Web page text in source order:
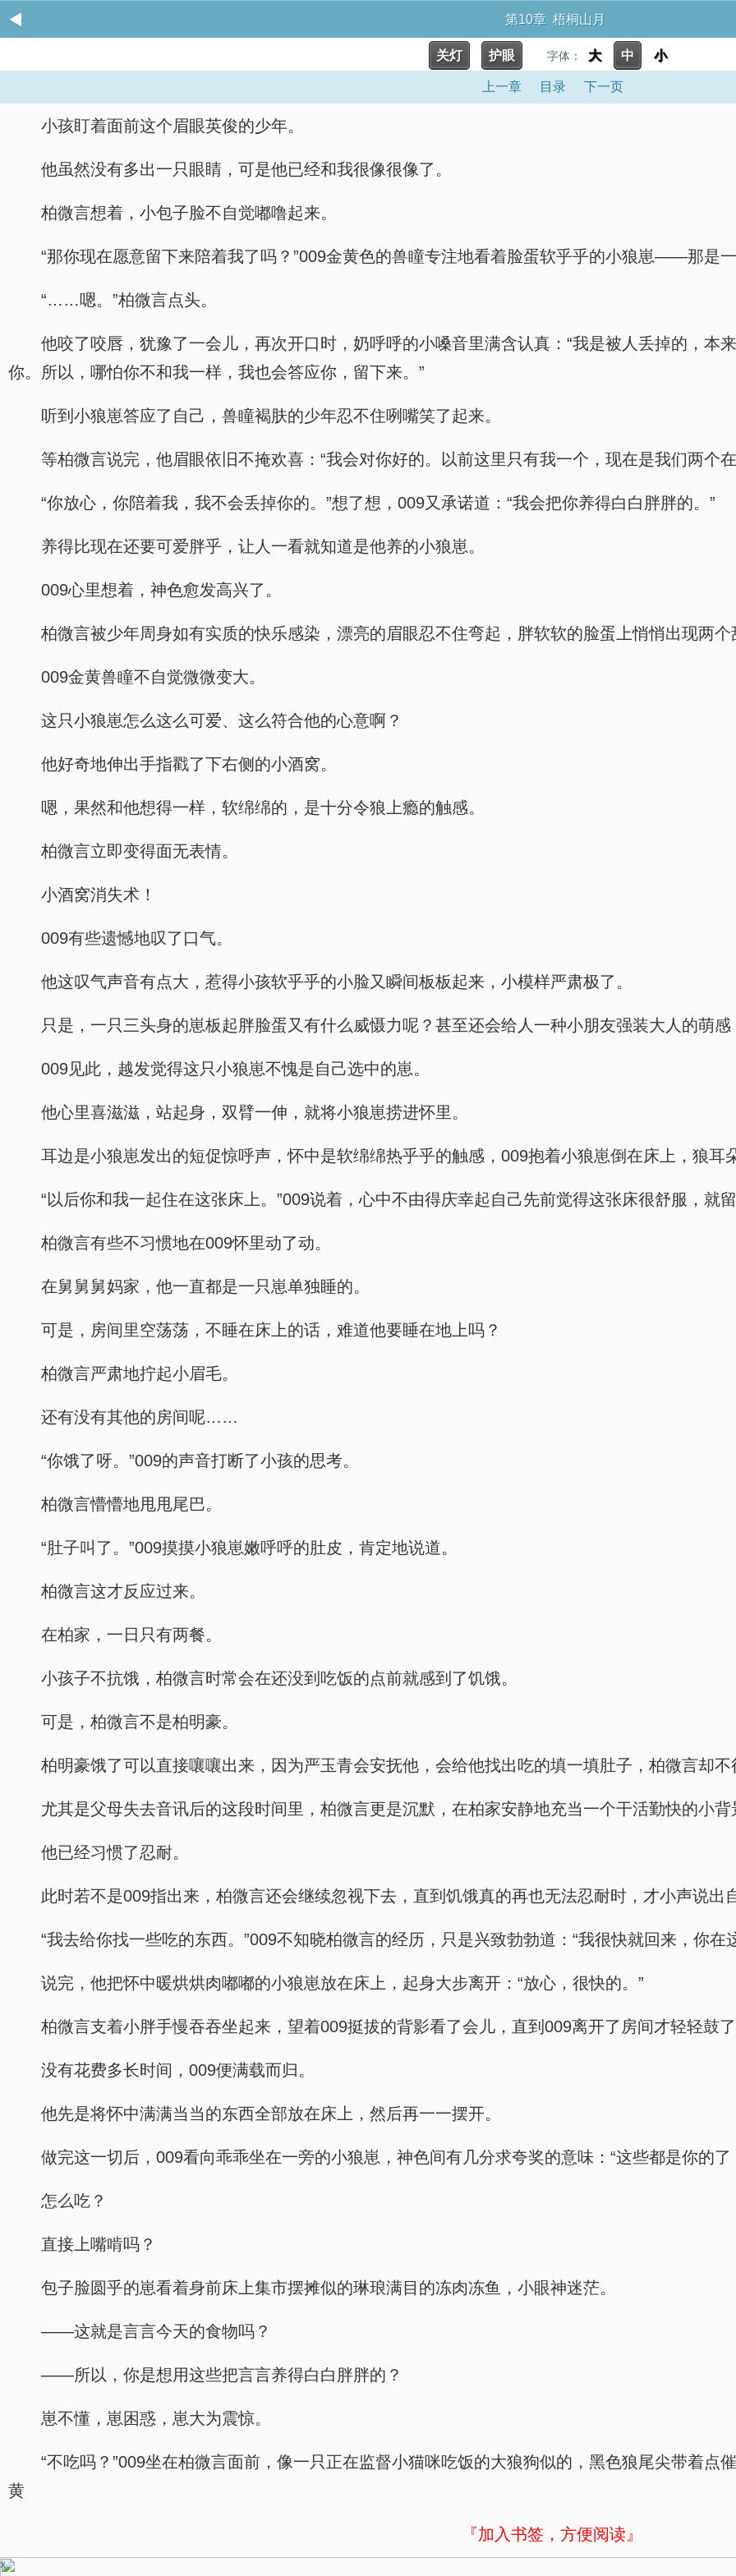
第10章 梧桐山月
关灯 护眼 字体： 大 中 小
上一章 目录 下一页
小孩盯着面前这个眉眼英俊的少年。
他虽然没有多出一只眼睛，可是他已经和我很像很像了。
柏微言想着，小包子脸不自觉嘟噜起来。
“那你现在愿意留下来陪着我了吗？”009金黄色的兽瞳专注地看着脸蛋软乎乎的小狼崽——那是一
“……嗯。”柏微言点头。
他咬了咬唇，犹豫了一会儿，再次开口时，奶呼呼的小嗓音里满含认真：“我是被人丢掉的，本
你。所以，哪怕你不和我一样，我也会答应你，留下来。”
听到小狼崽答应了自己，兽瞳褐肤的少年忍不住咧嘴笑了起来。
等柏微言说完，他眉眼依旧不掩欢喜：“我会对你好的。以前这里只有我一个，现在是我们两个
“你放心，你陪着我，我不会丢掉你的。”想了想，009又承诺道：“我会把你养得白白胖胖的。”
养得比现在还要可爱胖乎，让人一看就知道是他养的小狼崽。
009心里想着，神色愈发高兴了。
柏微言被少年周身如有实质的快乐感染，漂亮的眉眼忍不住弯起，胖软软的脸蛋上悄悄出现两个
009金黄兽瞳不自觉微微变大。
这只小狼崽怎么这么可爱、这么符合他的心意啊？
他好奇地伸出手指戳了下右侧的小酒窝。
嗯，果然和他想得一样，软绵绵的，是十分令狼上瘾的触感。
柏微言立即变得面无表情。
小酒窝消失术！
009有些遗憾地叹了口气。
他这叹气声音有点大，惹得小孩软乎乎的小脸又瞬间板板起来，小模样严肃极了。
只是，一只三头身的崽板起胖脸蛋又有什么威慑力呢？甚至还会给人一种小朋友强装大人的萌感
009见此，越发觉得这只小狼崽不愧是自己选中的崽。
他心里喜滋滋，站起身，双臂一伸，就将小狼崽捞进怀里。
耳边是小狼崽发出的短促惊呼声，怀中是软绵绵热乎乎的触感，009抱着小狼崽倒在床上，狼耳
“以后你和我一起住在这张床上。”009说着，心中不由得庆幸起自己先前觉得这张床很舒服，就
柏微言有些不习惯地在009怀里动了动。
在舅舅舅妈家，他一直都是一只崽单独睡的。
可是，房间里空荡荡，不睡在床上的话，难道他要睡在地上吗？
柏微言严肃地拧起小眉毛。
还有没有其他的房间呢……
“你饿了呀。”009的声音打断了小孩的思考。
柏微言懵懵地甩甩尾巴。
“肚子叫了。”009摸摸小狼崽嫩呼呼的肚皮，肯定地说道。
柏微言这才反应过来。
在柏家，一日只有两餐。
小孩子不抗饿，柏微言时常会在还没到吃饭的点前就感到了饥饿。
可是，柏微言不是柏明豪。
柏明豪饿了可以直接嚷嚷出来，因为严玉青会安抚他，会给他找出吃的填一填肚子，柏微言却不
尤其是父母失去音讯后的这段时间里，柏微言更是沉默，在柏家安静地充当一个干活勤快的小背
他已经习惯了忍耐。
此时若不是009指出来，柏微言还会继续忽视下去，直到饥饿真的再也无法忍耐时，才小声说出
“我去给你找一些吃的东西。”009不知晓柏微言的经历，只是兴致勃勃道：“我很快就回来，你在
说完，他把怀中暖烘烘肉嘟嘟的小狼崽放在床上，起身大步离开：“放心，很快的。”
柏微言支着小胖手慢吞吞坐起来，望着009挺拔的背影看了会儿，直到009离开了房间才轻轻鼓
没有花费多长时间，009便满载而归。
他先是将怀中满满当当的东西全部放在床上，然后再一一摆开。
做完这一切后，009看向乖乖坐在一旁的小狼崽，神色间有几分求夸奖的意味：“这些都是你的了
怎么吃？
直接上嘴啃吗？
包子脸圆乎的崽看着身前床上集市摆摊似的琳琅满目的冻肉冻鱼，小眼神迷茫。
——这就是言言今天的食物吗？
——所以，你是想用这些把言言养得白白胖胖的？
崽不懂，崽困惑，崽大为震惊。
“不吃吗？”009坐在柏微言面前，像一只正在监督小猫咪吃饭的大狼狗似的，黑色狼尾尖带着点
黄
『加入书签，方便阅读』
x